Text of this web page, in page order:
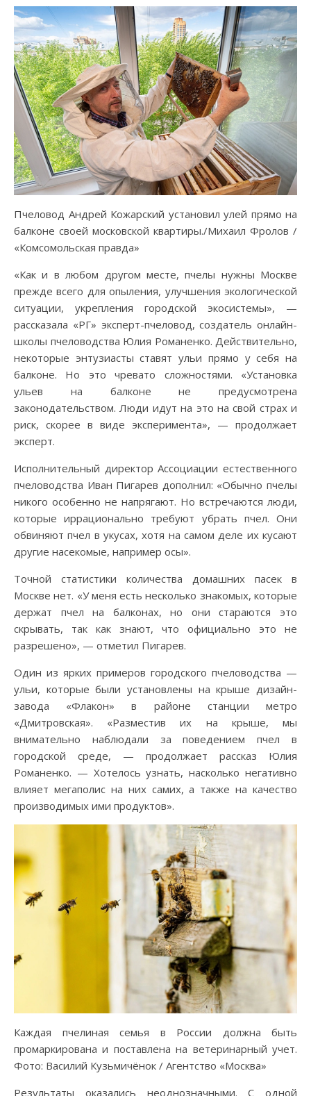
Пчеловод Андрей Кожарский установил улей прямо на
балконе своей московской квартиры./Михаил Фролов /
«Комсомольская правда»
«Как и в любом другом месте, пчелы нужны Москве
прежде всего для опыления, улучшения экологической
ситуации, укрепления городской экосистемы», —
рассказала «РГ» эксперт-пчеловод, создатель онлайн-
школы пчеловодства Юлия Романенко. Действительно,
некоторые энтузиасты ставят ульи прямо у себя на
балконе. Но это чревато сложностями. «Установка
ульев на балконе не предусмотрена
законодательством. Люди идут на это на свой страх и
риск, скорее в виде эксперимента», — продолжает
эксперт.
Исполнительный директор Ассоциации естественного
пчеловодства Иван Пигарев дополнил: «Обычно пчелы
никого особенно не напрягают. Но встречаются люди,
которые иррационально требуют убрать пчел. Они
обвиняют пчел в укусах, хотя на самом деле их кусают
другие насекомые, например осы».
Точной статистики количества домашних пасек в
Москве нет. «У меня есть несколько знакомых, которые
держат пчел на балконах, но они стараются это
скрывать, так как знают, что официально это не
разрешено», — отметил Пигарев.
Один из ярких примеров городского пчеловодства —
ульи, которые были установлены на крыше дизайн-
завода «Флакон» в районе станции метро
«Дмитровская». «Разместив их на крыше, мы
внимательно наблюдали за поведением пчел в
городской среде, — продолжает рассказ Юлия
Романенко. — Хотелось узнать, насколько негативно
влияет мегаполис на них самих, а также на качество
производимых ими продуктов».
Каждая пчелиная семья в России должна быть
промаркирована и поставлена на ветеринарный учет.
Фото: Василий Кузьмичёнок / Агентство «Москва»
Результаты оказались неоднозначными. С одной